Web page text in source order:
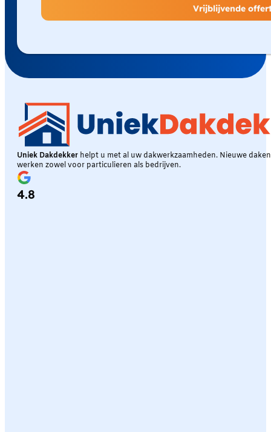
Vrijblijvende
Uniek Dakdekker helpt u met al uw dakwerkzaamheden. Nieuwe
werken zowel voor particulieren als bedrijven.
4.8